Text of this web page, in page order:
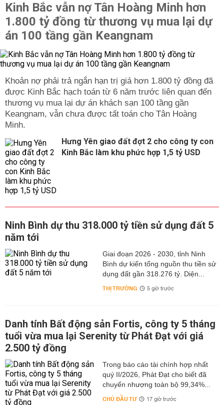
Kinh Bắc vẫn nợ Tân Hoàng Minh hơn
1.800 tỷ đồng từ thương vụ mua lại dự
án 100 tầng gần Keangnam
được Kinh Bắc hạch toán từ 6 năm trước liên quan đến
thương vụ mua lại dự án khách sạn 100 tầng gần
Keangnam, vẫn chưa được tất toán cho Tân Hoàng
Hưng Yên giao đất đợt 2 cho công ty con
Kinh Bắc làm khu phức hợp 1,5 tỷ USD
Ninh Bình dự thu 318.000 tỷ tiền sử dụng đất 5
năm tới
Giai đoạn 2026 - 2030, tỉnh Ninh
Bình dự kiến tổng nguồn thu tiền sử
dụng đất gần 318.276 tỷ. Diện...
THỊ TRƯỜNG 5 giờ trước
Danh tính Bất động sản Fortis, công ty 5 tháng
tuổi vừa mua lại Serenity từ Phát Đạt với giá
2.500 tỷ đồng
Trong báo cáo tài chính hợp nhất
quý II/2026, Phát Đạt cho biết đã
chuyển nhượng toàn bộ 99,34%...
CHỦ ĐẦU TƯ 17 giờ trước